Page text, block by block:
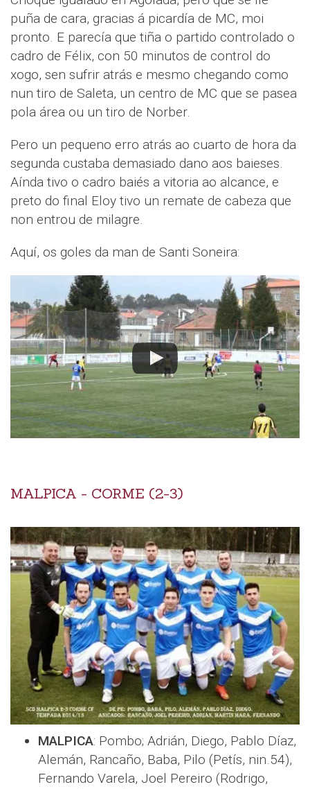
puña de cara, gracias á picardía de MC, moi
pronto. E parecía que tiña o partido controlado o
cadro de Félix, con 50 minutos de control do
xogo, sen sufrir atrás e mesmo chegando como
nun tiro de Saleta, un centro de MC que se pasea
pola área ou un tiro de Norber.
Pero un pequeno erro atrás ao cuarto de hora da
segunda custaba demasiado dano aos baieses.
Aínda tivo o cadro baiés a vitoria ao alcance, e
preto do final Eloy tivo un remate de cabeza que
non entrou de milagre.
Aquí, os goles da man de Santi Soneira:
MALPICA - CORME (2-3)
MALPICA: Pombo; Adrián, Diego, Pablo Díaz,
Alemán, Rancaño, Baba, Pilo (Petís, nin.54),
Fernando Varela, Joel Pereiro (Rodrigo,